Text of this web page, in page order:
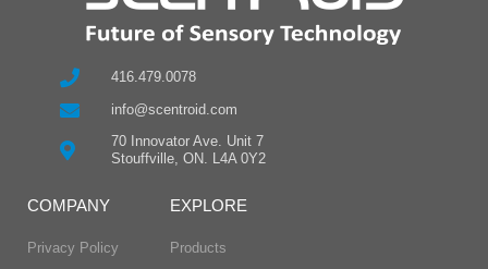
416.479.0078
info@scentroid.com
70 Innovator Ave. Unit 7
Stouffville, ON. L4A 0Y2
COMPANY
Privacy Policy
EXPLORE
Products